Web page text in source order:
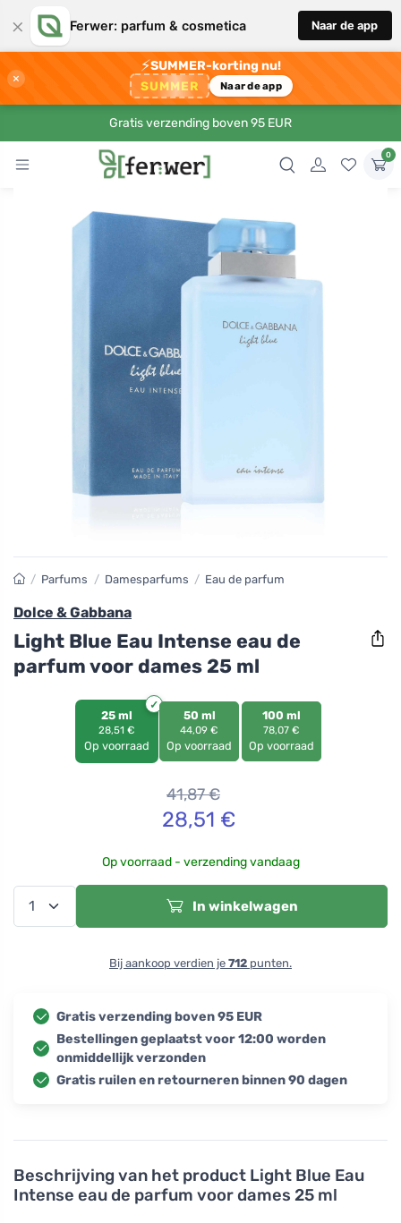
× Ferwer: parfum & cosmetica Naar de app
×
⚡SUMMER-korting nu!
SUMMER Naar de app
Gratis verzending boven 95 EUR
0
Beschrijving van het product Light Blue Eau
Intense eau de parfum voor dames 25 ml
/ Parfums / Damesparfums / Eau de parfum
Dolce & Gabbana
Light Blue Eau Intense eau de
parfum voor dames 25 ml
25 ml
28,51 €
Op voorraad
50 ml
44,09 €
Op voorraad
100 ml
78,07 €
Op voorraad
41,87€
28,51 €
Op voorraad - verzending vandaag
In winkelwagen
Bij aankoop verdien je 712 punten.
Gratis verzending boven 95 EUR
Bestellingen geplaatst voor 12:00 worden
onmiddellijk verzonden
Gratis ruilen en retourneren binnen 90 dagen